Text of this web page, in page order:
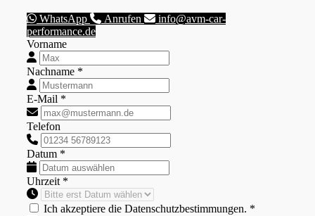
WhatsApp Anrufen
info@avm-car-
performance.de
Vorname
Nachname *
E-Mail *
Telefon
Datum *
Uhrzeit *
Ich akzeptiere die Datenschutzbestimmungen. *